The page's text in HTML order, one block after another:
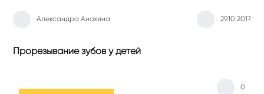
Александра Анохина 29.10.2017
Прорезывание зубов у детей
0